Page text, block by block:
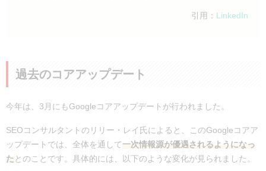
引用： LinkedIn
過去のコアアップデート
今年は、3月にもGoogleコアアップデートが行われました。
SEOコンサルタントのリリー・レイ氏によると、このGoogleコアア
ップデートでは、全体を通して一次情報源が優遇されるようになっ
たとのことです。具体的には、以下のような変化が見られました。